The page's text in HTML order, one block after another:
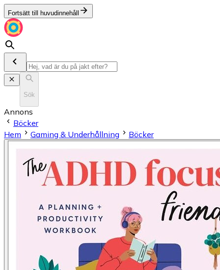
Fortsätt till huvudinnehåll
Sök
Annons
Böcker
Hem
Gaming & Underhållning Böcker